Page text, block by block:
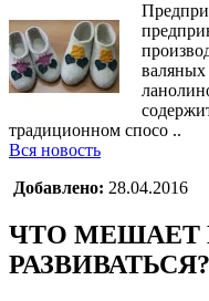
валяных
традиционном спосо ..
Вся новость
Добавлено: 28.04.2016
ЧТО МЕШАЕТ
РАЗВИВАТЬСЯ?